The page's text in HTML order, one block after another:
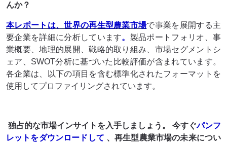
んか？
本レポートは、世界の再生型農業市場で事業を展開する主
要企業を詳細に分析しています。 製品ポートフォリオ、事
業概要、地理的展開、戦略的取り組み、市場セグメントシ
ェア、SWOT分析に基づいた比較評価が含まれています。
各企業は、以下の項目を含む標準化されたフォーマットを
使用してプロファイリングされています。
独占的な市場インサイトを入手しましょう。 今すぐパンフ
レットをダウンロードして 、再生型農業市場の未来につい